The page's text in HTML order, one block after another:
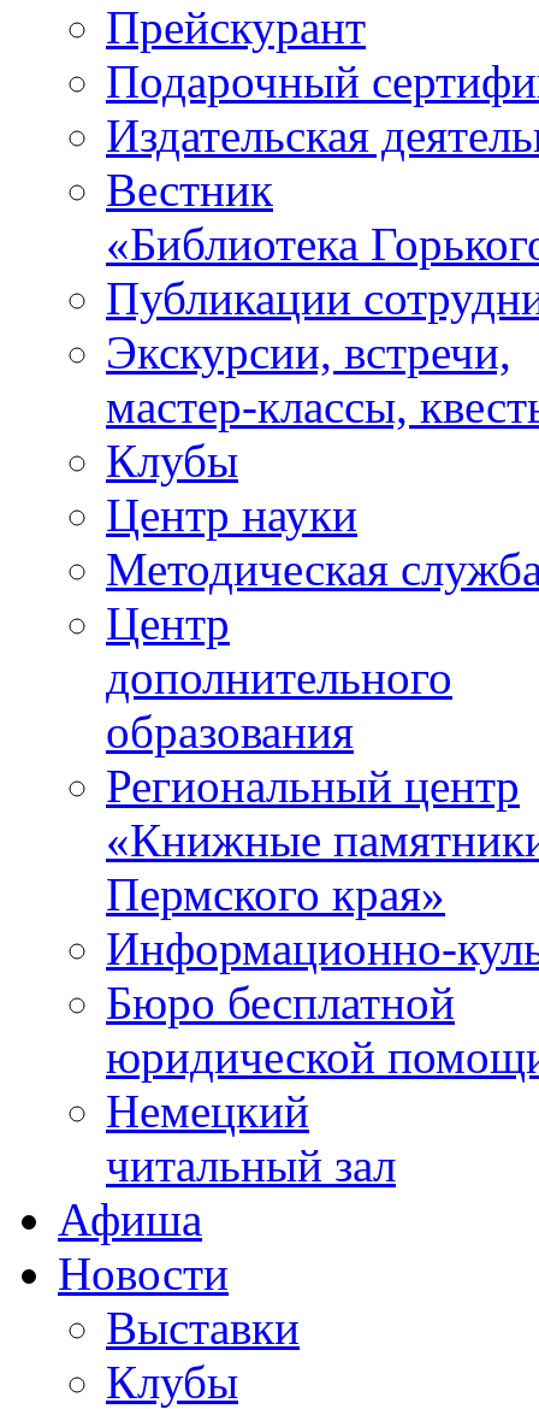
Прейскурант
Подарочный
Издательская
Вестник
«Библиотека
Публикации
Экскурсии, встречи,
мастер-классы,
Клубы
Центр науки
Методическая
Центр
дополнительного
образования
Региональный центр
«Книжные
Пермского края»
Информационно-
Бюро бесплатной
юридической
Немецкий
читальный зал
Афиша
Новости
Выставки
Клубы